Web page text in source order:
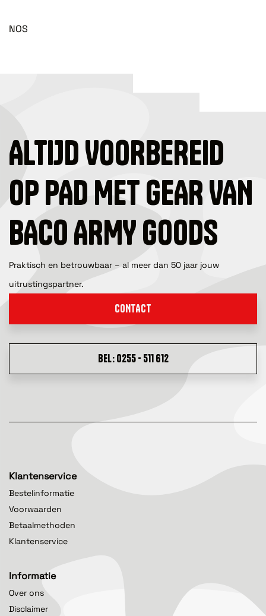
NOS
ALTIJD VOORBEREID
OP PAD MET GEAR VAN
BACO ARMY GOODS
Praktisch en betrouwbaar – al meer dan 50 jaar jouw
uitrustingspartner.
CONTACT
BEL: 0255 - 511 612
Klantenservice
Bestelinformatie
Voorwaarden
Betaalmethoden
Klantenservice
Informatie
Over ons
Disclaimer